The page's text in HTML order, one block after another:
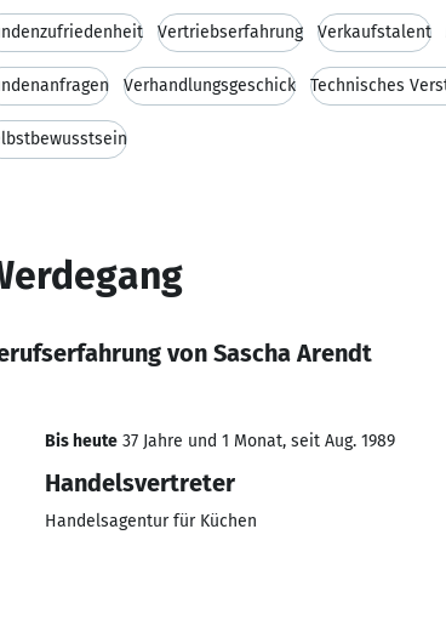
Vertriebserfahrung Verkaufstalent
Verhandlungsgeschick Technisches
von Sascha Arendt
Bis heute 37 Jahre und 1 Monat, seit Aug. 1989
Handelsvertreter
Handelsagentur für Küchen